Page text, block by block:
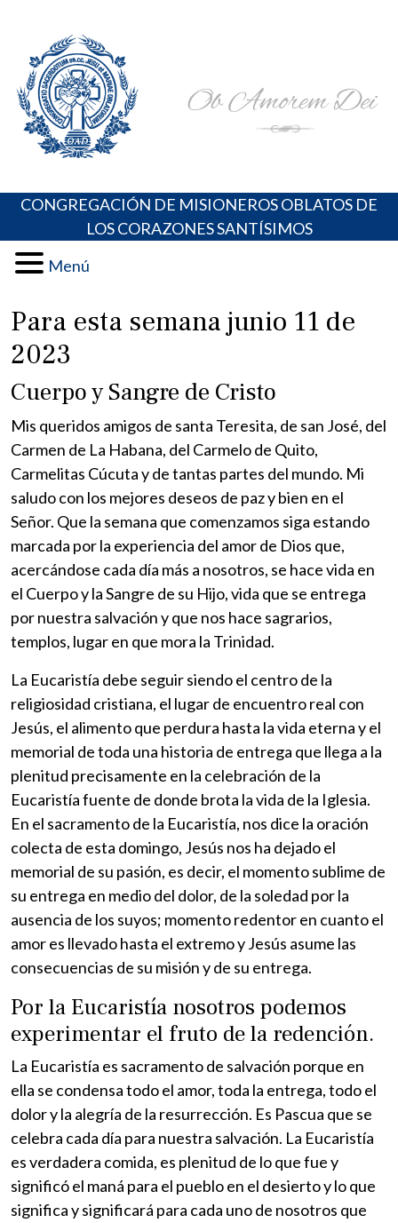
content
Portal de los Padres Oblatos. Advocaciones Marianas,
Oraciones, Música religiosa y más
CONGREGACIÓN DE MISIONEROS OBLATOS DE
LOS CORAZONES SANTÍSIMOS
Menú
Para esta semana junio 11 de
2023
Cuerpo y Sangre de Cristo
Mis queridos amigos de santa Teresita, de san José, del
Carmen de La Habana, del Carmelo de Quito,
Carmelitas Cúcuta y de tantas partes del mundo. Mi
saludo con los mejores deseos de paz y bien en el
Señor. Que la semana que comenzamos siga estando
marcada por la experiencia del amor de Dios que,
acercándose cada día más a nosotros, se hace vida en
el Cuerpo y la Sangre de su Hijo, vida que se entrega
por nuestra salvación y que nos hace sagrarios,
templos, lugar en que mora la Trinidad.
La Eucaristía debe seguir siendo el centro de la
religiosidad cristiana, el lugar de encuentro real con
Jesús, el alimento que perdura hasta la vida eterna y el
memorial de toda una historia de entrega que llega a la
plenitud precisamente en la celebración de la
Eucaristía fuente de donde brota la vida de la Iglesia.
En el sacramento de la Eucaristía, nos dice la oración
colecta de esta domingo, Jesús nos ha dejado el
memorial de su pasión, es decir, el momento sublime de
su entrega en medio del dolor, de la soledad por la
ausencia de los suyos; momento redentor en cuanto el
amor es llevado hasta el extremo y Jesús asume las
consecuencias de su misión y de su entrega.
Por la Eucaristía nosotros podemos
experimentar el fruto de la redención.
La Eucaristía es sacramento de salvación porque en
ella se condensa todo el amor, toda la entrega, todo el
dolor y la alegría de la resurrección. Es Pascua que se
celebra cada día para nuestra salvación. La Eucaristía
es verdadera comida, es plenitud de lo que fue y
significó el maná para el pueblo en el desierto y lo que
significa y significará para cada uno de nosotros que